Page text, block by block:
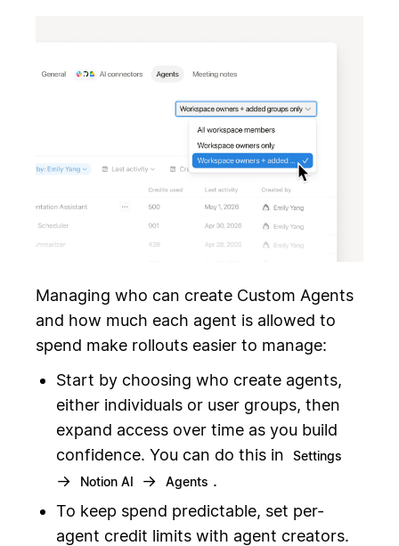
Managing who can create Custom Agents
and how much each agent is allowed to
spend make rollouts easier to manage:
Start by choosing who create agents,
either individuals or user groups, then
expand access over time as you build
confidence. You can do this in
Settings
→ Notion AI → Agents .
To keep spend predictable, set per-
agent credit limits with agent creators.